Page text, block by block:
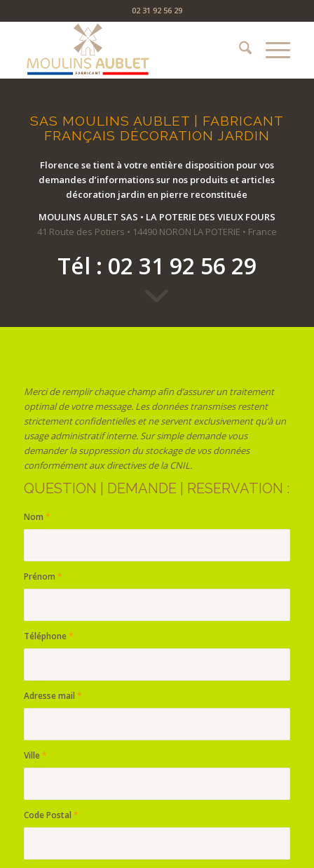
02 31 92 56 29
SAS MOULINS AUBLET | FABRICANT
FRANÇAIS DÉCORATION JARDIN
Florence se tient à votre entière disposition pour vos
demandes d’informations sur nos produits et articles
décoration jardin en pierre reconstituée
MOULINS AUBLET SAS • LA POTERIE DES VIEUX FOURS
41 Route des Potiers • 14490 NORON LA POTERIE • France
Tél : 02 31 92 56 29
Merci de remplir chaque champ afin d’assurer un traitement
optimal de votre message. Les données transmises restent
strictement confidentielles et ne servent exclusivement qu’à un
usage administratif interne. Sur simple demande vous
demander la suppression du stockage de vos données
conformément aux directives de la CNIL.
QUESTION | DEMANDE | RESERVATION :
Nom *
Prénom *
Téléphone*
Adresse mail *
Ville*
Code Postal *